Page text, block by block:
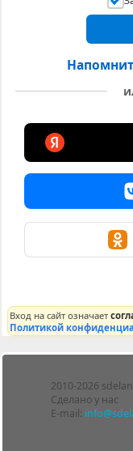
Вход на сайт означает
Политикой
2010-2026
Сделано у нас
E-mail:
Блоги
Люди
Политика